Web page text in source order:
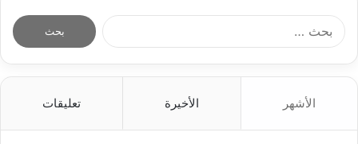
ح
الأشهر الأخيرة تعليقات